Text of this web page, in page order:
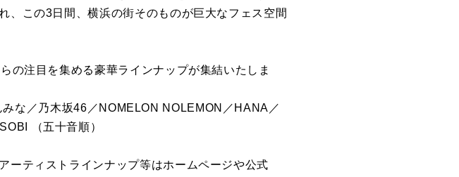
、この3日間、横浜の街そのものが巨大なフェス空間
の注目を集める豪華ラインナップが集結いたしま
な／乃木坂46／NOMELON NOLEMON／HANA／
（五十音順）
ーティストラインナップ等はホームページや公式